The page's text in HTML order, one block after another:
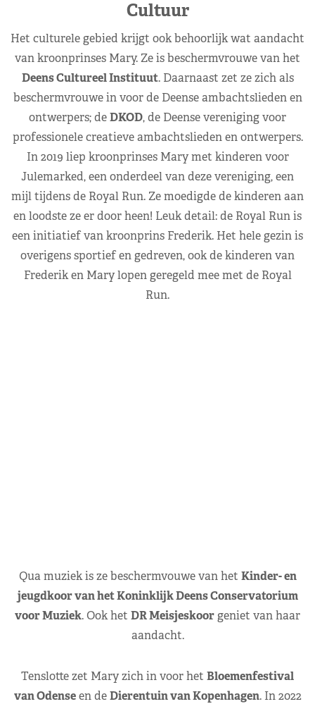
Cultuur
Het culturele gebied krijgt ook behoorlijk wat aandacht
van kroonprinses Mary. Ze is beschermvrouwe van het
Deens Cultureel Instituut. Daarnaast zet ze zich als
beschermvrouwe in voor de Deense ambachtslieden en
ontwerpers; deDKOD, de Deense vereniging voor
professionele creatieve ambachtslieden en ontwerpers.
In 2019 liep kroonprinses Mary met kinderen voor
Julemarked, een onderdeel van deze vereniging, een
mijl tijdens de Royal Run. Ze moedigde de kinderen aan
en loodste ze er door heen! Leuk detail: de Royal Run is
een initiatief van kroonprins Frederik. Het hele gezin is
overigens sportief en gedreven, ook de kinderen van
Frederik en Mary lopen geregeld mee met de Royal
Run.
Qua muziek is ze beschermvouwe van het Kinder- en
jeugdkoor van het Koninklijk Deens Conservatorium
voor Muziek. Ook het DR Meisjeskoor geniet van haar
aandacht.
Tenslotte zet Mary zich in voor het Bloemenfestival
van Odenseen deDierentuin van Kopenhagen. In 2022